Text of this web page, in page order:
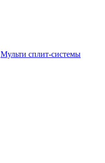
Мульти сплит-системы